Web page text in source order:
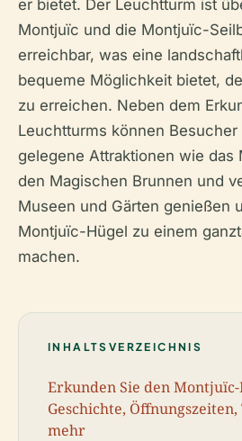
er bietet. Der Leuchtturm ist
Montjuïc und die Montjuïc-
erreichbar, was eine
bequeme Möglichkeit bietet,
zu erreichen. Neben dem
Leuchtturms können Besucher
gelegene Attraktionen wie das
den Magischen Brunnen und
Museen und Gärten genießen
Montjuïc-Hügel zu einem
machen.
INHALTSVERZEICHNIS
Erkunden Sie den
Geschichte,
mehr